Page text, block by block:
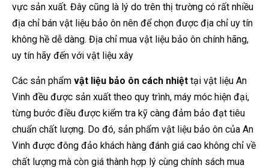
vực sản xuất. Đây cũng là lý do trên thị trường có rất nhiều
địa chỉ bán vật liệu bảo ôn nên để chọn được địa chỉ uy tín
không hề dễ dàng. Địa chỉ mua vật liệu bảo ôn chính hãng,
uy tín hãy đến với vật liệu xây
Các sản phẩm vật liệu bảo ôn cách nhiệt tại vật liệu An
Vinh đều được sản xuất theo quy trình, máy móc hiện đại,
từng bước điều được kiểm tra kỹ càng đảm bảo đạt tiêu
chuẩn chất lượng. Do đó, sản phẩm vật liệu bảo ôn của An
Vinh được đông đảo khách hàng đánh giá cao không chỉ về
chất lượng mà còn giá thành hợp lý cùng chính sách mua